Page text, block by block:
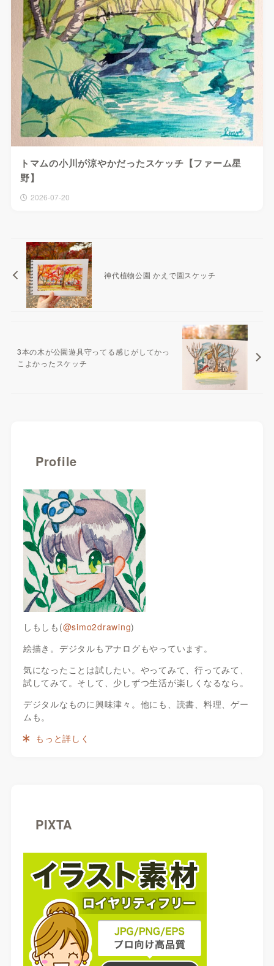
トマムの小川が涼やかだったスケッチ【ファーム星
野】
2026-07-20
神代植物公園 かえで園スケッチ
3本の木が公園遊具守ってる感じがしてかっ
こよかったスケッチ
Profile
しもしも(@simo2drawing)
絵描き。デジタルもアナログもやっています。
気になったことは試したい。やってみて、行ってみて、
試してみて。そして、少しずつ生活が楽しくなるなら。
デジタルなものに興味津々。他にも、読書、料理、ゲー
ムも。
もっと詳しく
PIXTA